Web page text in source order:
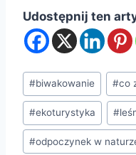
Udostępnij ten
Tagi
wpisu:
#biwakowanie #co
#ekoturystyka #
#odpoczynek w